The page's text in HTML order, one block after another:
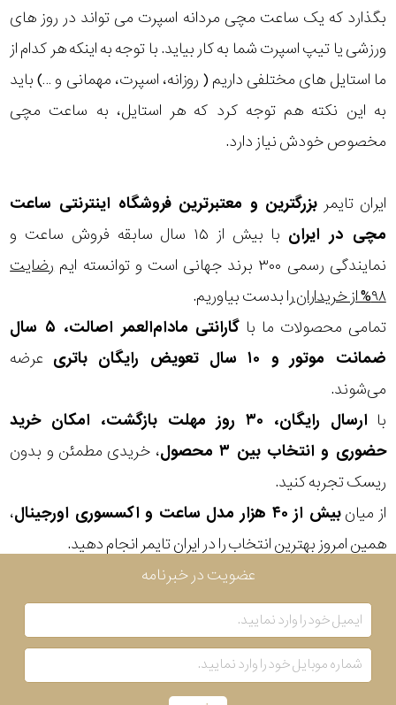
بگذارد که یک ساعت مچی مردانه اسپرت می تواند در روز های
ورزشی یا تیپ اسپرت شما به کار بیاید. با توجه به اینکه هر کدام از
ما استایل های مختلفی داریم ( روزانه، اسپرت، مهمانی و …) باید
به این نکته هم توجه کرد که هر استایل، به ساعت مچی
مخصوص خودش نیاز دارد.
ایران تایمر بزرگترین و معتبرترین فروشگاه اینترنتی ساعت
مچی در ایران
با بیش از ۱۵ سال سابقه فروش ساعت و
نمایندگی رسمی ۳۰۰ برند جهانی است و توانسته ایم
رضایت
۹۸% از خریداران
را بدست بیاوریم.
تمامی محصولات ما با
گارانتی مادام‌العمر اصالت، ۵ سال
ضمانت موتور و ۱۰ سال تعویض رایگان باتری
عرضه
می‌شوند.
با
ارسال رایگان، ۳۰ روز مهلت بازگشت، امکان خرید
حضوری و انتخاب بین ۳ محصول
، خریدی مطمئن و بدون
ریسک تجربه کنید.
از میانبیش از ۴۰ هزار مدل ساعت و اکسسوری اورجینال
،
همین امروز بهترین انتخاب را در ایران تایمر انجام دهید.
عضویت در خبرنامه